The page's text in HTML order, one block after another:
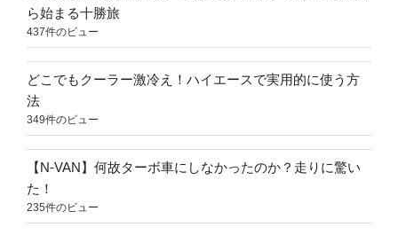
ら始まる十勝旅
437件のビュー
どこでもクーラー激冷え！ハイエースで実用的に使う方
法
349件のビュー
【N-VAN】何故ターボ車にしなかったのか？走りに驚い
た！
235件のビュー